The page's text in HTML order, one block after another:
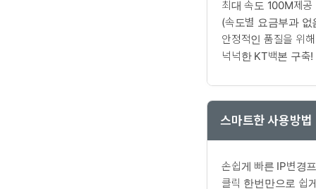
최대 속도 100M제공
(속도별 요금부과 없
안정적인 품질을 위
넉넉한 KT백본 구축!
스마트한 사용방법
손쉽게 빠른 IP변경
클릭 한번만으로 쉽